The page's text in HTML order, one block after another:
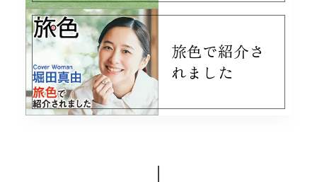
旅色で紹介さ
れました